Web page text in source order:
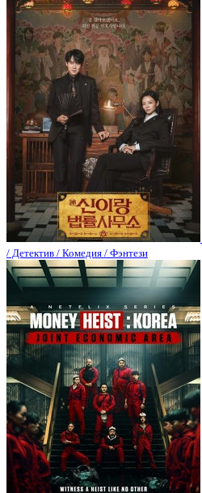
/ Детектив / Комедия / Фэнтези